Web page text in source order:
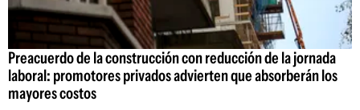
Preacuerdo de la construcción con reducción de la jornada
laboral: promotores privados advierten que absorberán los
mayores costos